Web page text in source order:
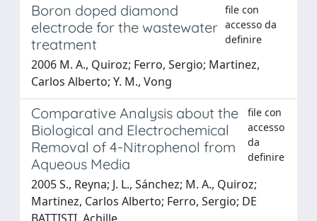
Boron doped diamond
electrode for the wastewater
treatment
file con
accesso da
definire
2006 M. A., Quiroz; Ferro, Sergio; Martinez,
Carlos Alberto; Y. M., Vong
Comparative Analysis about the
Biological and Electrochemical
Removal of 4-Nitrophenol from
Aqueous Media
file con
accesso
da
definire
2005 S., Reyna; J. L., Sánchez; M. A., Quiroz;
Martinez, Carlos Alberto; Ferro, Sergio; DE